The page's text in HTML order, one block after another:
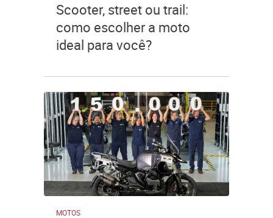
Scooter, street ou trail:
como escolher a moto
ideal para você?
MOTOS